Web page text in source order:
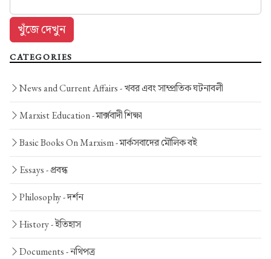
CATEGORIES
News and Current Affairs -খবর এবং সাম্প্রতিক ঘটনাবলী
Marxist Education -মার্ক্সবাদী শিক্ষা
Basic Books On Marxism -মার্কসবাদের মৌলিক বই
Essays -প্রবন্ধ
Philosophy -দর্শন
History -ইতিহাস
Documents -নথিপত্র